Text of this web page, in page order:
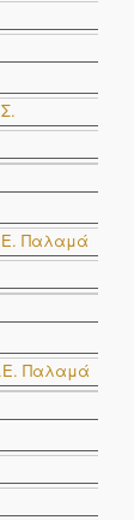
Παλαμά
Παλαμά